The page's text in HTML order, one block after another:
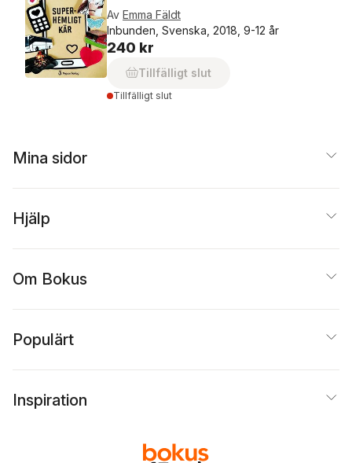
Av Emma Fäldt
Inbunden, Svenska, 2018, 9-12 år
240 kr
Tillfälligt slut
Tillfälligt slut
Mina sidor
Hjälp
Om Bokus
Populärt
Inspiration